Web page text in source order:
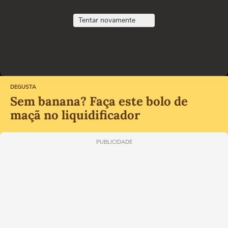
Tentar novamente
DEGUSTA
Sem banana? Faça este bolo de
maçã no liquidificador
PUBLICIDADE